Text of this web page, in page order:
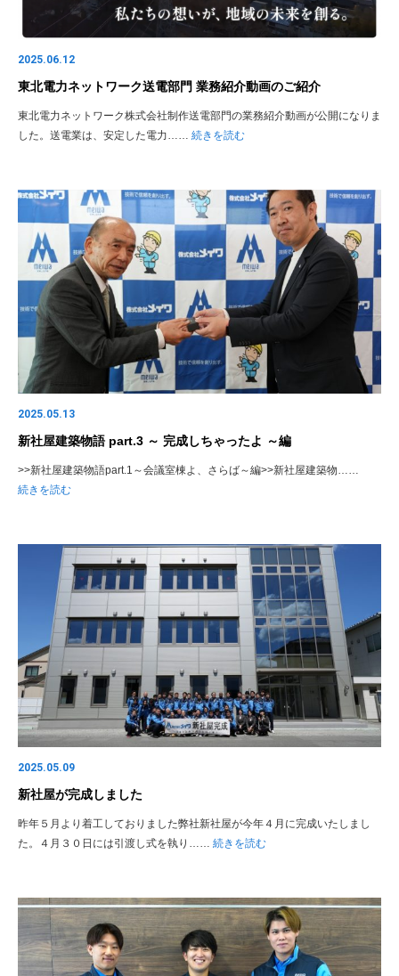
2025.06.12
東北電力ネットワーク送電部門 業務紹介動画のご紹介
東北電力ネットワーク株式会社制作送電部門の業務紹介動画が公開になりま
した。送電業は、安定した電力…… 続きを読む
2025.05.13
新社屋建築物語 part.3 ～ 完成しちゃったよ ～編
>>新社屋建築物語part.1～会議室棟よ、さらば～編>>新社屋建築物……
続きを読む
2025.05.09
新社屋が完成しました
昨年５月より着工しておりました弊社新社屋が今年４月に完成いたしまし
た。４月３０日には引渡し式を執り…… 続きを読む